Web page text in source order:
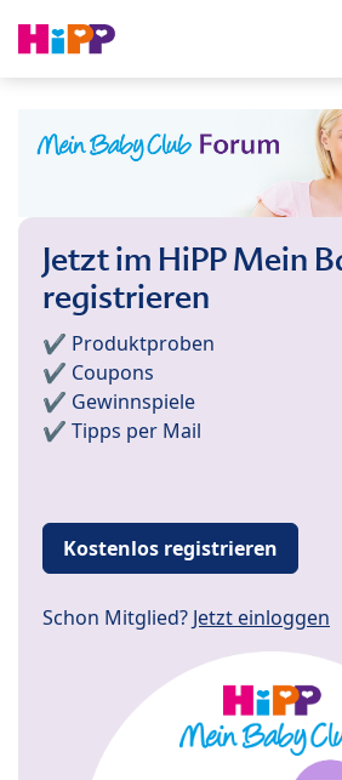
Jetzt im HiPP Mein
registrieren
✔️ Produktproben
✔️ Coupons
✔️ Gewinnspiele
✔️ Tipps per Mail
Kostenlos registrieren
Schon Mitglied? Jetzt einloggen